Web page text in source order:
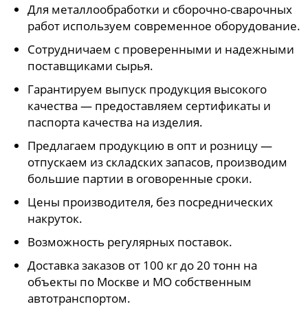
Для металлообработки и сборочно-сварочных
работ используем современное оборудование.
Сотрудничаем с проверенными и надежными
поставщиками сырья.
Гарантируем выпуск продукция высокого
качества — предоставляем сертификаты и
паспорта качества на изделия.
Предлагаем продукцию в опт и розницу —
отпускаем из складских запасов, производим
большие партии в оговоренные сроки.
Цены производителя, без посреднических
накруток.
Возможность регулярных поставок.
Доставка заказов от 100 кг до 20 тонн на
объекты по Москве и МО собственным
автотранспортом.